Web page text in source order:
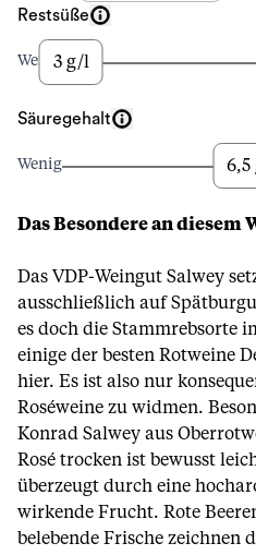
Restsüße
Wenig3 g/l
Säuregehalt
Wenig 6,5
Das Besondere an diesem
Das VDP-Weingut Salwey
ausschließlich auf
es doch die Stammrebsorte
einige der besten Rotweine
hier. Es ist also nur
Roséweine zu widmen.
Konrad Salwey aus
Rosé trocken ist bewusst
überzeugt durch eine
wirkende Frucht. Rote
belebende Frische zeichnen